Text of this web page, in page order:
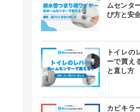
ムセンタ
び方と安
トイレの
ーで買え
と直し方
カビキラ